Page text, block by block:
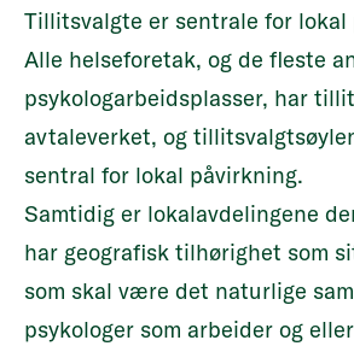
Tillitsvalgte er sentrale for lokal
Alle helseforetak, og de fleste
psykologarbeidsplasser, har
avtaleverket, og
sentral for lokal påvirkning.
Samtidig er lokalavdelingene
har geografisk tilhørighet som
som skal være det naturlige
psykologer som arbeider og